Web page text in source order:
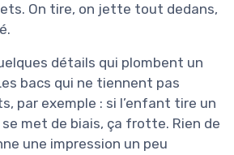
On tire, on jette tout dedans,
détails qui plombent un
bacs qui ne tiennent pas
par exemple : si l’enfant tire un
met de biais, ça frotte. Rien de
une impression un peu